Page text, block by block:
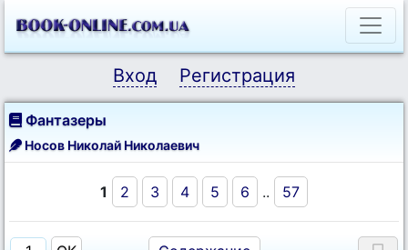
Вход Регистрация
Фантазеры
Носов Николай Николаевич
1 2 3 4 5 6 .. 57